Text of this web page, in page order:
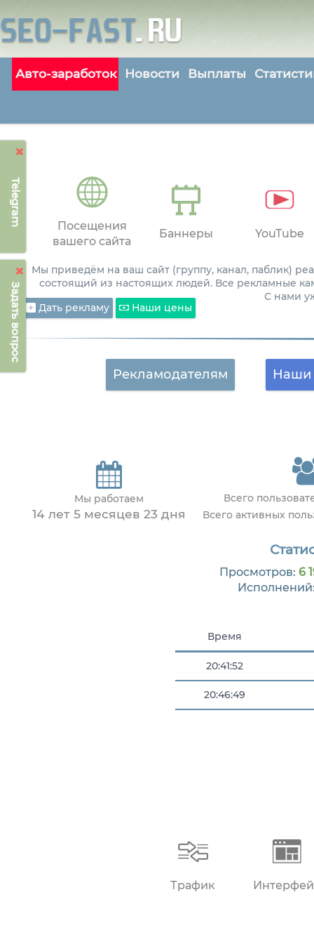
Telegram
Задать вопрос
Авто-заработок Новости Выплаты
Посещения
вашего сайта
Баннеры YouTube
Мы приведём на ваш сайт (группу, канал, паблик)
состоящий из настоящих людей. Все рекламные
С нами
Дать рекламу
Наши цены
Рекламодателям Наши
Мы работаем
14 лет 5 месяцев 23 дня
Всего
Всего активных
Просмотров: 6
Время
20:41:52
20:46:49
Трафик